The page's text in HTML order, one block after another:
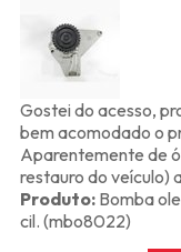
Gostei do acesso,
bem acomodado o
Aparentemente de
restauro do veículo)
Produto:Bomba
cil. (mbo8022)